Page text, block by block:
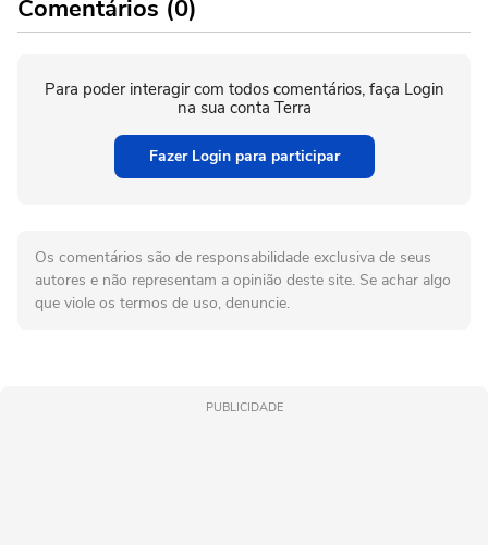
Comentários (0)
Para poder interagir com todos comentários, faça Login
na sua conta Terra
Fazer Login para participar
Os comentários são de responsabilidade exclusiva de seus
autores e não representam a opinião deste site. Se achar algo
que viole os termos de uso, denuncie.
PUBLICIDADE